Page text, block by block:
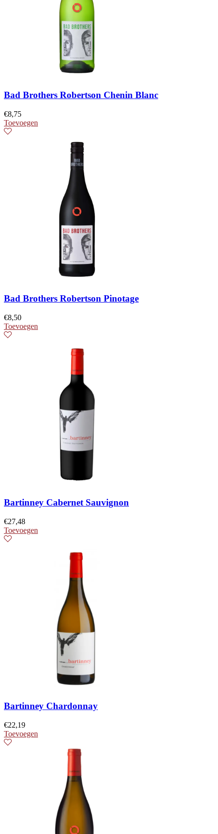
Bad Brothers Robertson Chenin Blanc
€8,75
Toevoegen
Bad Brothers Robertson Pinotage
€8,50
Toevoegen
Bartinney Cabernet Sauvignon
€27,48
Toevoegen
Bartinney Chardonnay
€22,19
Toevoegen